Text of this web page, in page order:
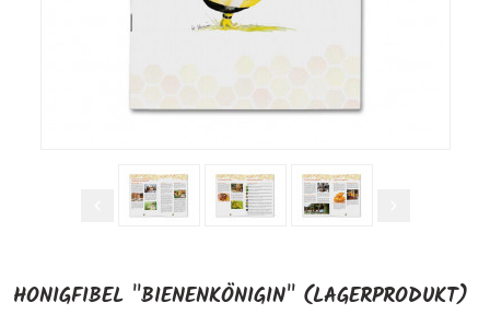
HONIGFIBEL "BIENENKÖNIGIN" (LAGERPRODUKT)